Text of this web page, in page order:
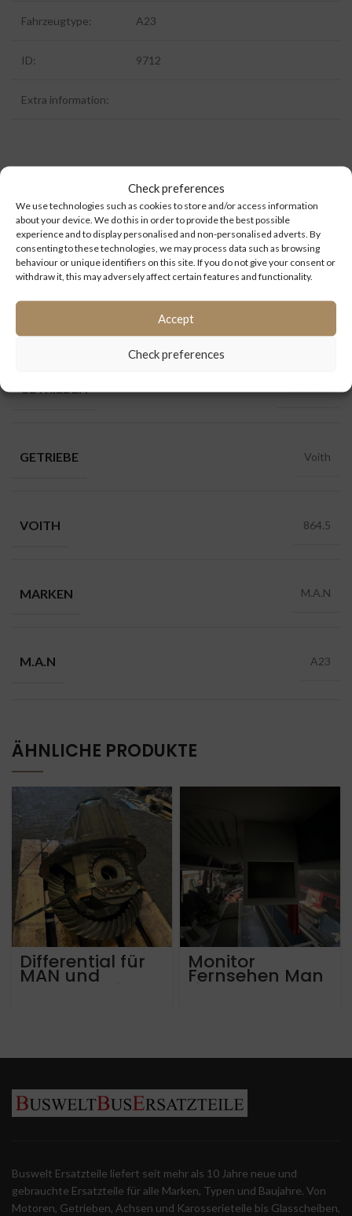
Check preferences
We use technologies such as cookies to store and/or access information
about your device. We do this in order to provide the best possible
experience and to display personalised and non-personalised adverts. By
consenting to these technologies, we may process data such as browsing
behaviour or unique identifiers on this site. If you do not give your consent or
withdraw it, this may adversely affect certain features and functionality.
Accept
Check preferences
Fahrzeugtype: A23
ID: 9712
Extra information:
Kategorien: A23, Ersatzteile, Getrieben, MAN
ZUSÄTZLICHE INFORMATIONEN
GETRIEBE Voith
VOITH 864.5
MARKEN M.A.N
M.A.N A23
ÄHNLICHE PRODUKTE
Differential für
MAN und
Neoplan mit
Monitor
Fernsehen Man
Lions Coach
Buswelt Ersatzteile liefert seit mehr als 10 Jahre neue und
gebrauchte Ersatzteile für alle Marken, Typen und Baujahre. Von
Motoren, Getrieben, Achsen und Karosserieteile bis Glasscheiben,